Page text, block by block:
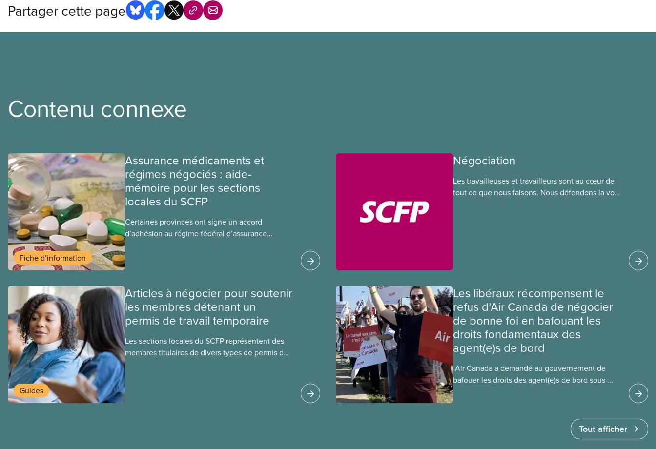
Partager cette page
Contenu connexe
Fiche d’information
Assurance médicaments et
régimes négociés : aide-
mémoire pour les sections
locales du SCFP
Certaines provinces ont signé un accord
d’adhésion au régime fédéral d’assurance
Négociation
Les travailleuses et travailleurs sont au cœur de
tout ce que nous faisons. Nous défendons la voix
Guides
Articles à négocier pour soutenir
les membres détenant un
permis de travail temporaire
Les sections locales du SCFP représentent des
membres titulaires de divers types de permis de
Les libéraux récompensent le
refus d’Air Canada de négocier
de bonne foi en bafouant les
droits fondamentaux des
agent(e)s de bord
​ Air Canada a demandé au gouvernement de
bafouer les droits des agent(e)s de bord sous-
de l’entreprise. Le gouvernement libéral a
invoqué l’article 107 du Code canadien du travail
Tout afficher